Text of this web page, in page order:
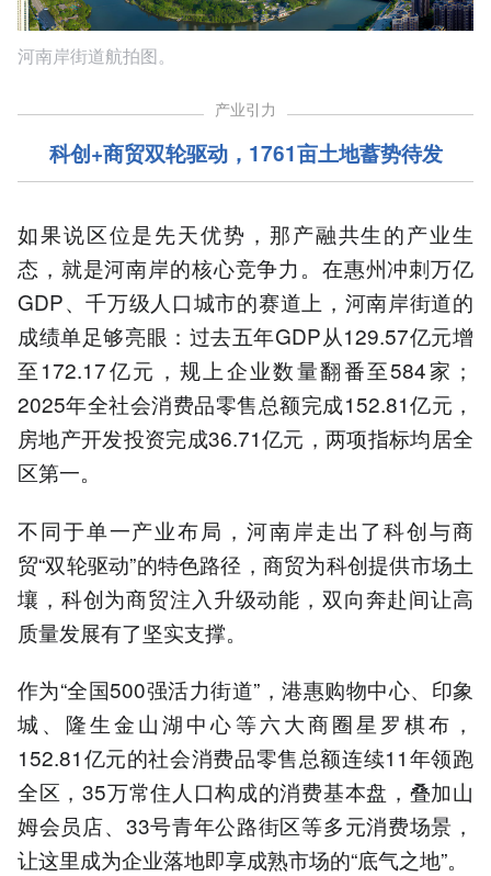
河南岸街道航拍图。
产业引力
科创+商贸双轮驱动， 1761亩土地蓄势待发
如果说区位是先天优势，那产融共生的产业生
态，就是河南岸的核心竞争力。在惠州冲刺万亿
GDP、千万级人口城市的赛道上，河南岸街道的
成绩单足够亮眼：过去五年GDP从129.57亿元增
至172.17亿元，规上企业数量翻番至584家；
2025年全社会消费品零售总额完成152.81亿元，
房地产开发投资完成36.71亿元，两项指标均居全
区第一。
不同于单一产业布局，河南岸走出了科创与商
贸“双轮驱动”的特色路径，商贸为科创提供市场土
壤，科创为商贸注入升级动能，双向奔赴间让高
质量发展有了坚实支撑。
作为“全国500强活力街道”，港惠购物中心、印象
城、隆生金山湖中心等六大商圈星罗棋布，
152.81亿元的社会消费品零售总额连续11年领跑
全区，35万常住人口构成的消费基本盘，叠加山
姆会员店、33号青年公路街区等多元消费场景，
让这里成为企业落地即享成熟市场的“底气之地”。